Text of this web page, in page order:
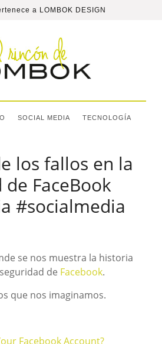
a LOMBOK DESIGN
SOCIAL MEDIA TECNOLOGÍA
los fallos en la
FaceBook
#socialmedia
se nos muestra la historia
de Facebook.
que nos imaginamos.